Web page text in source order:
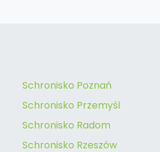
Schronisko Poznań
Schronisko Przemyśl
Schronisko Radom
Schronisko Rzeszów